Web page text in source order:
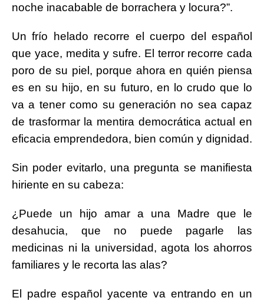
noche inacabable de borrachera y locura?”.
Un frío helado recorre el cuerpo del español
que yace, medita y sufre. El terror recorre cada
poro de su piel, porque ahora en quién piensa
es en su hijo, en su futuro, en lo crudo que lo
va a tener como su generación no sea capaz
de trasformar la mentira democrática actual en
eficacia emprendedora, bien común y dignidad.
Sin poder evitarlo, una pregunta se manifiesta
hiriente en su cabeza:
¿Puede un hijo amar a una Madre que le
desahucia, que no puede pagarle las
medicinas ni la universidad, agota los ahorros
familiares y le recorta las alas?
El padre español yacente va entrando en un